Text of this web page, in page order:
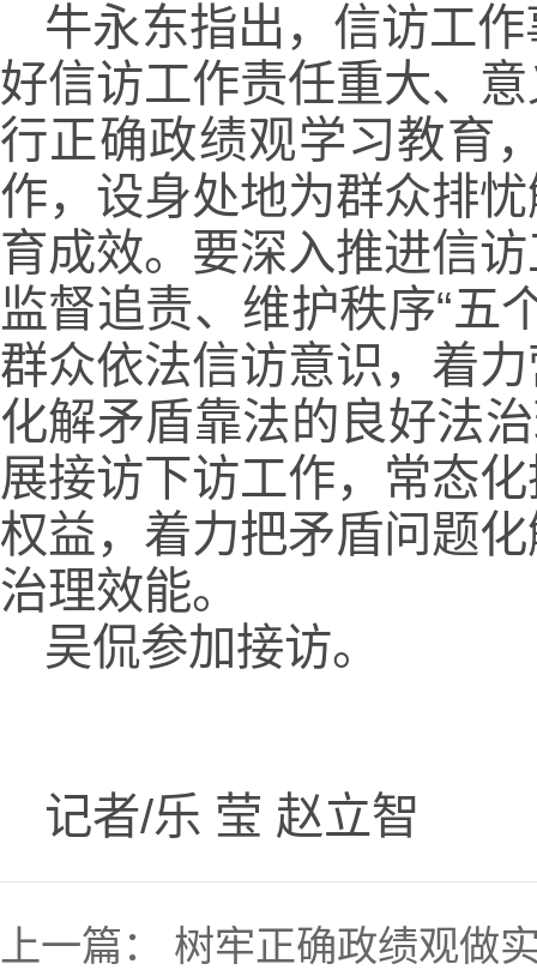
牛永东指出，信访工
好信访工作责任重大、
行正确政绩观学习教育
作，设身处地为群众排
育成效。要深入推进信
监督追责、维护秩序“五
群众依法信访意识，着
化解矛盾靠法的良好法
展接访下访工作，常态
权益，着力把矛盾问题
治理效能。
吴侃参加接访。
记者/乐 莹 赵立智
上一篇： 树牢正确政绩观做